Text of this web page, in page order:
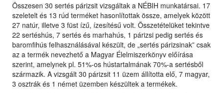
Összesen 30 sertés párizsit vizsgáltak a NÉBIH munkatársai. 17
szeletelt és 13 rúd terméket hasonlítottak össze, amelyek között
27 natúr, illetve 3 füst ízű, ízesítésű volt. Összetételüket tekintve
22 sertéshús, 7 sertés és marhahús, 1 párizsi pedig sertés és
baromfihús felhasználásával készült, de „sertés párizsinak” csak
az a termék nevezhető a Magyar Élelmiszerkönyv előírása
szerint, amelynek pl. 51%-os hústartalmának 70%-a sertésből
származik. A vizsgált 30 párizsit 11 üzem állította elő, 7 magyar,
3 osztrák és 1 német üzemben készültek a termékek.